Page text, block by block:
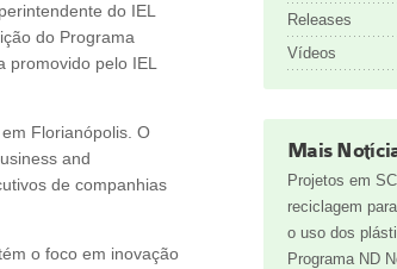
do IEL
do Programa
promovido pelo IEL
Florianópolis. O
and
de companhias
o foco em inovação
Releases
Vídeos
Mais
Projetos em
reciclagem
o uso dos
Programa ND